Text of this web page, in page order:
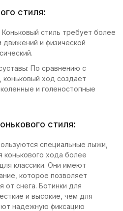
стиля:
стиль требует более
и физической
По сравнению с
коньковый ход создает
и голеностопные
стиля:
специальные лыжи,
конькового хода более
классики. Они имеют
которое позволяет
от снега. Ботинки для
и высокие, чем для
надежную фиксацию